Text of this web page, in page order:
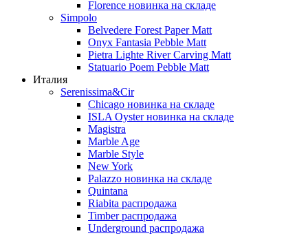
Florence новинка на складе
Simpolo
Belvedere Forest Paper Matt
Onyx Fantasia Pebble Matt
Pietra Lighte River Carving Matt
Statuario Poem Pebble Matt
Италия
Serenissima&Cir
Chicago новинка на складе
ISLA Oyster новинка на складе
Magistra
Marble Age
Marble Style
New York
Palazzo новинка на складе
Quintana
Riabita распродажа
Timber распродажа
Underground распродажа